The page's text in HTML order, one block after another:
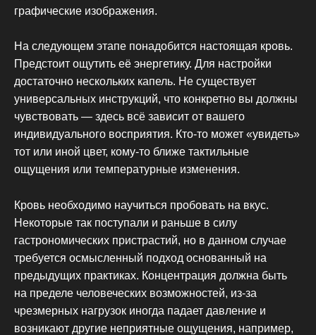
графические изображения.
На следующем этапе понадобится настоящая кровь.
Предстоит ощутить её энергетику. Для настройки
достаточно нескольких капель. Не существует
универсальных инструкций, что конкретно вы должны
чувствовать — здесь всё зависит от вашего
индивидуального восприятия. Кто-то может «увидеть»
тот или иной цвет, кому-то ближе тактильные
ощущения или температурные изменения.
Кровь необходимо научиться пробовать на вкус.
Некоторые так поступали и раньше в силу
гастрономических пристрастий, но в данном случае
требуется осмысленный подход основанный на
предыдущих практиках. Концентрация должна быть
на пределе человеческих возможностей, из-за
чрезмерных нагрузок иногда падает давление и
возникают другие неприятные ощущения, например,